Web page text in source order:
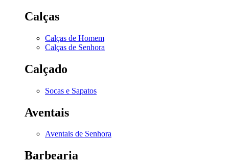
Calças
Calças de Homem
Calças de Senhora
Calçado
Socas e Sapatos
Aventais
Aventais de Senhora
Barbearia